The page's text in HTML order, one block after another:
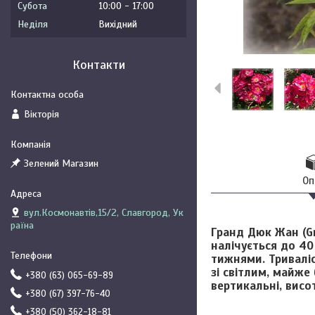
Гранд Дюк Жан
налічується до
тижнями.
зі світлим,
вертикальні,
Субота 10:00
17:00
Неділя
Вихідний
Контакти
Вікторія
Зелений Магазин
вул.Космонавтів,15/2, Славгород, Ук
раїна
+380 (63) 065-69-89
+380 (67) 397-76-40
+380 (50) 362-18-81